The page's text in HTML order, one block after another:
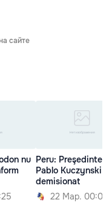
сайте
nu Peru: Preşedintele
Pablo Kuczynski a
demisionat
22 Мар. 00:00